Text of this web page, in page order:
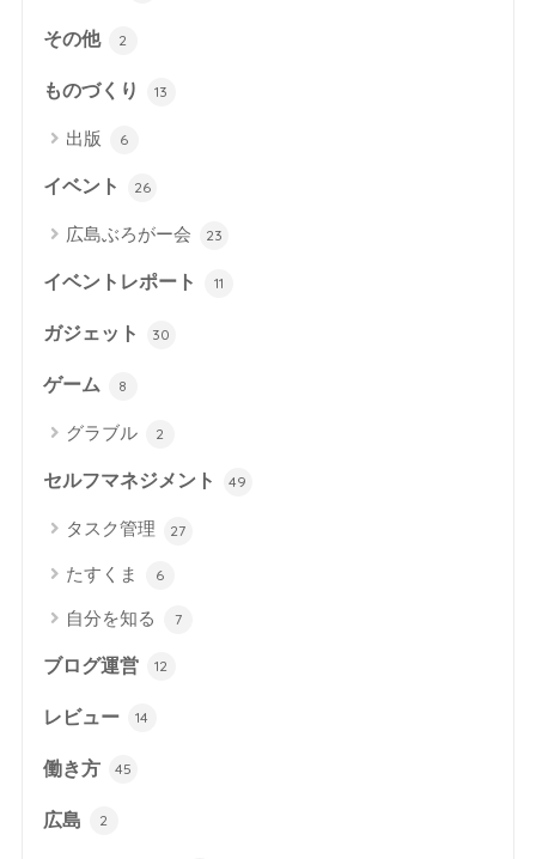
その他 2
ものづくり 13
出版 6
イベント 26
広島ぶろがー会 23
イベントレポート 11
ガジェット 30
ゲーム 8
グラブル 2
セルフマネジメント 49
タスク管理 27
たすくま 6
自分を知る 7
ブログ運営 12
レビュー 14
働き方 45
広島 2